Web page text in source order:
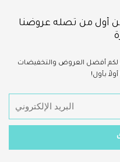
أول من تصله عروضنا
لكم أفضل العروض والتخفيضات
بأول!